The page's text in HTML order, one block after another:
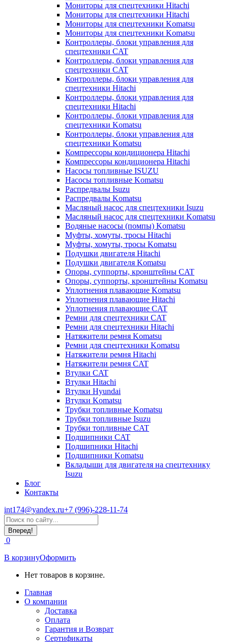
Мониторы для спецтехники Hitachi
Мониторы для спецтехники Hitachi
Мониторы для спецтехники Komatsu
Мониторы для спецтехники Komatsu
Контроллеры, блоки управления для
спецтехники CAT
Контроллеры, блоки управления для
спецтехники CAT
Контроллеры, блоки управления для
спецтехники Hitachi
Контроллеры, блоки управления для
спецтехники Hitachi
Контроллеры, блоки управления для
спецтехники Komatsu
Контроллеры, блоки управления для
спецтехники Komatsu
Компрессоры кондиционера Hitachi
Компрессоры кондиционера Hitachi
Насосы топливные ISUZU
Насосы топливные Komatsu
Распредвалы Isuzu
Распредвалы Komatsu
Масляный насос для спецтехники Isuzu
Масляный насос для спецтехники Komatsu
Водяные насосы (помпы) Komatsu
Муфты, хомуты, тросы Hitachi
Муфты, хомуты, тросы Komatsu
Подушки двигателя Hitachi
Подушки двигателя Komatsu
Опоры, суппорты, кронштейны CAT
Опоры, суппорты, кронштейны Komatsu
Уплотнения плавающие Komatsu
Уплотнения плавающие Hitachi
Уплотнения плавающие CAT
Ремни для спецтехники CAT
Ремни для спецтехники Hitachi
Натяжители ремня Komatsu
Ремни для спецтехники Komatsu
Натяжители ремня Hitachi
Натяжители ремня CAT
Втулки CAT
Втулки Hitachi
Втулки Hyundai
Втулки Komatsu
Трубки топливные Komatsu
Трубки топливные Isuzu
Трубки топливные CAT
Подшипники CAT
Подшипники Hitachi
Подшипники Komatsu
Вкладыши для двигателя на спецтехнику
Isuzu
Блог
Контакты
int174@yandex.ru+7 (996)-228-11-74
Страница
WhatsApp
открывается
в
новом
окне
Поиск:
0
В корзинуОформить
Нет товаров в корзине.
Главная
О компании
Доставка
Оплата
Гарантия и Возврат
Сертификаты